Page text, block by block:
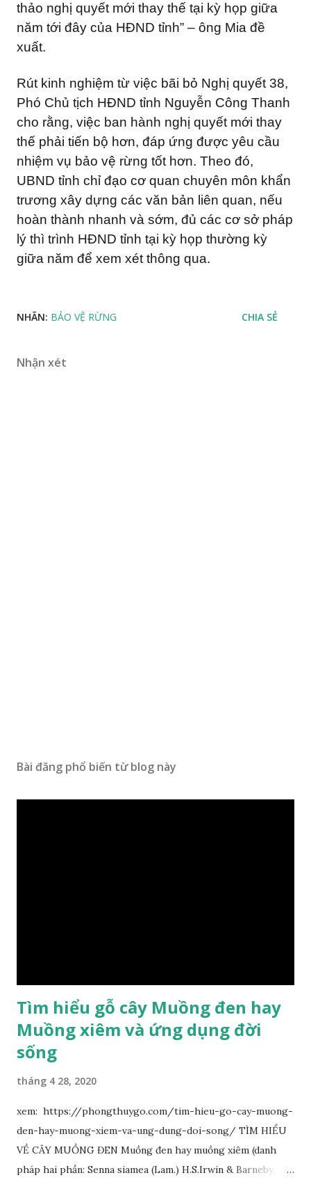
thảo nghị quyết mới thay thế tại kỳ họp giữa
năm tới đây của HĐND tỉnh” – ông Mia đề
xuất.
Rút kinh nghiệm từ việc bãi bỏ Nghị quyết 38,
Phó Chủ tịch HĐND tỉnh Nguyễn Công Thanh
cho rằng, việc ban hành nghị quyết mới thay
thế phải tiến bộ hơn, đáp ứng được yêu cầu
nhiệm vụ bảo vệ rừng tốt hơn. Theo đó,
UBND tỉnh chỉ đạo cơ quan chuyên môn khẩn
trương xây dựng các văn bản liên quan, nếu
hoàn thành nhanh và sớm, đủ các cơ sở pháp
lý thì trình HĐND tỉnh tại kỳ họp thường kỳ
giữa năm để xem xét thông qua.
NHÃN: BẢO VỆ RỪNG CHIA SẺ
Nhận xét
Bài đăng phổ biến từ blog này
Tìm hiểu gỗ cây Muồng đen hay
Muồng xiêm và ứng dụng đời
sống
tháng 4 28, 2020
xem: https://phongthuygo.com/tim-hieu-go-cay-muong-
den-hay-muong-xiem-va-ung-dung-doi-song/ TÌM HIỂU
VỀ CÂY MUỒNG ĐEN Muồng đen hay muồng xiêm (danh
pháp hai phần: Senna siamea (Lam.) H.S.Irwin & Barneby,